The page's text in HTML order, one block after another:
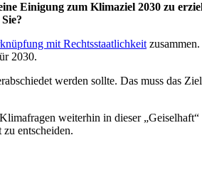
Einigung zum Klimaziel 2030 zu
mit Rechtsstaatlichkeit
2030.
werden sollte. Das muss das
weiterhin in dieser
entscheiden.